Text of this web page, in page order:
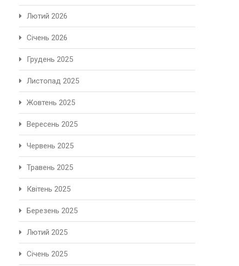
Лютий 2026
Січень 2026
Грудень 2025
Листопад 2025
Жовтень 2025
Вересень 2025
Червень 2025
Травень 2025
Квітень 2025
Березень 2025
Лютий 2025
Січень 2025